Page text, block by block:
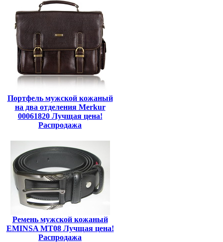
Портфель мужской кожаный
на два отделения Merkur
00061820 Лучщая цена!
Распродажа
Ремень мужской кожаный
EMINSA MT08 Лучщая цена!
Распродажа